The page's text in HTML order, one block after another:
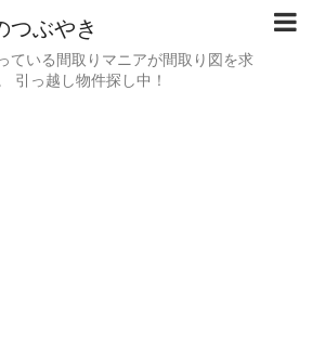
つぶやき
ている間取りマニアが間取り図を求
引っ越し物件探し中！